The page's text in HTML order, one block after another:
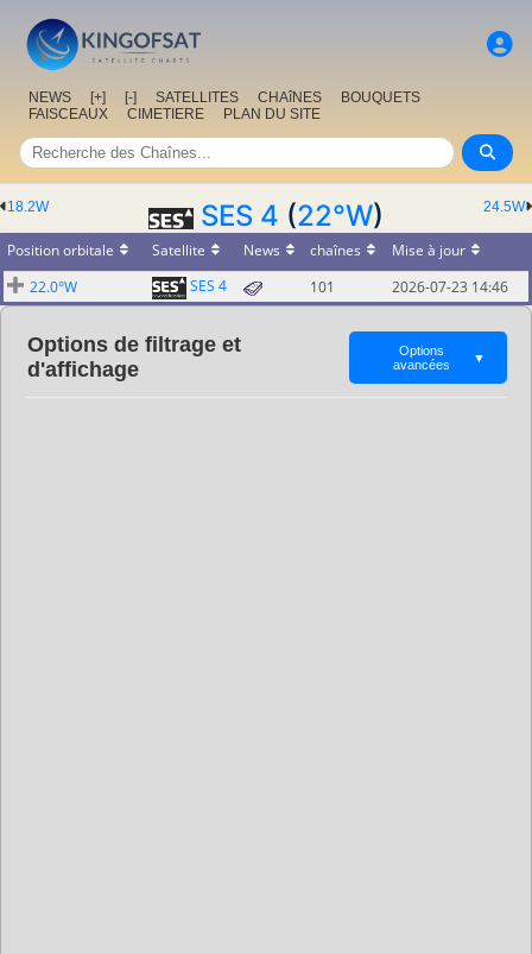
NEWS [+] [-] SATELLITES CHAîNES
BOUQUETS
FAISCEAUX
CIMETIERE PLAN DU SITE
24.5W
18.2W SES 4 (22°W)
Position orbitale Satellite News chaînes
Mise à jour
22.0°W
SES 4 101 2026-07-23 14:46
Options de filtrage et
d'affichage
Options
avancées
▼